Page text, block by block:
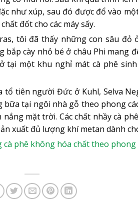
như xúp, sau đó được đổ vào
đốt cho các máy sấy.
tôi đã thấy những con sâu đỏ
cày nhỏ bé ở châu Phi mang
tại một khu nghỉ mát cà phê
tiên người Đức ở Kuhl, Selva
tại ngôi nhà gỗ theo phong
mặt trời. Các chất nhầy cà
xuất đủ lượng khí metan dành
phê không hóa chất theo